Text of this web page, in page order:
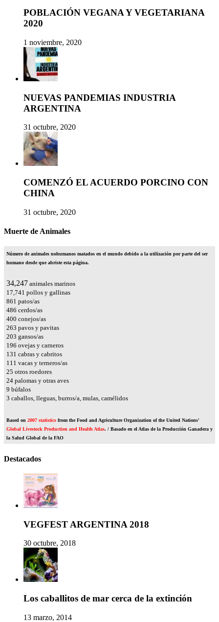
POBLACIÓN VEGANA Y VEGETARIANA
2020
1 noviembre, 2020
NUEVAS PANDEMIAS INDUSTRIA
ARGENTINA
31 octubre, 2020
COMENZÓ EL ACUERDO PORCINO CON
CHINA
31 octubre, 2020
Muerte de Animales
Número de animales nohumanos matados en el mundo debido a la utilización por parte del ser
humano desde que abriste esta página.
38,527 animales marinos
19,958 pollos y gallinas
968 patos/as
546 cerdos/as
450 conejos/as
296 pavos y pavitas
228 gansos/as
220 ovejas y carneros
148 cabras y cabritos
125 vacas y terneros/as
28 otros roedores
27 palomas y otras aves
10búfalos
4 caballos, lleguas, burros/a, mulas, camélidos
Based on 2007 statistics from the Food and Agriculture Organization of the United Nations'
Global Livestock Production and Health Atlas. / Basado en el Atlas de la Producción Ganadera y
la Salud Global de la FAO
Destacados
VEGFEST ARGENTINA 2018
30 octubre, 2018
Los caballitos de mar cerca de la extinción
13 marzo, 2014